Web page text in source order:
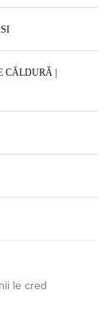
CĂLDURĂ |
le cred